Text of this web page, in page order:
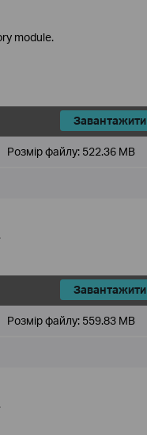
module.
Завантажити
Розмір файлу: 522.36 MB
Завантажити
Розмір файлу: 559.83 MB